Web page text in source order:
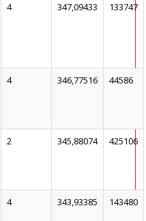
4 347,09433 133747
4 346,77516 44586
2 345,88074 425106
4 343,93385 143480